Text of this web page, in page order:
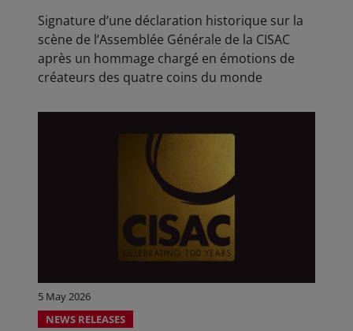
Signature d’une déclaration historique sur la
scène de l’Assemblée Générale de la CISAC
après un hommage chargé en émotions de
créateurs des quatre coins du monde
5 May 2026
NEWS RELEASES